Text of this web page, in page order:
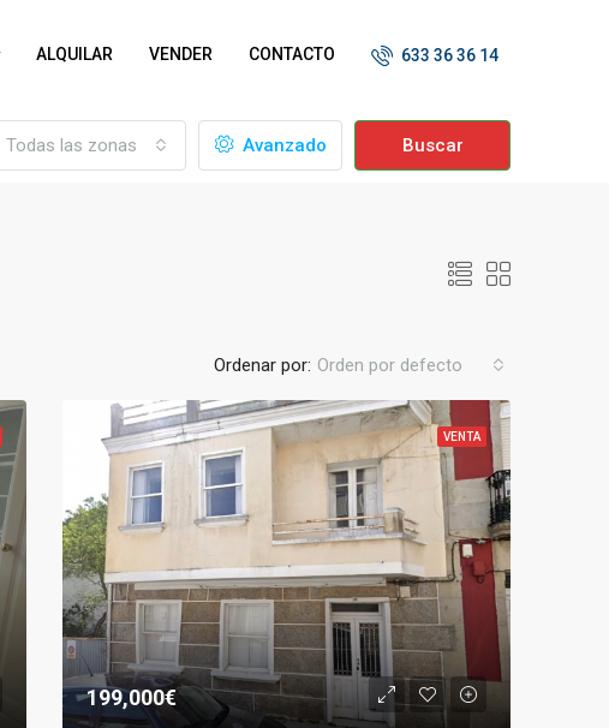
ALQUILAR VENDER CONTACTO 633 36 36 14
Todas las zonas Avanzado Buscar
Ordenar por: Orden por defecto
VENTA
199,000€